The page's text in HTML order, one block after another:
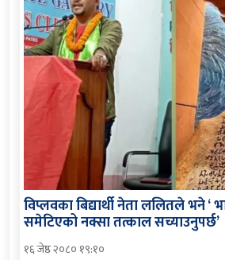
विप्लवका बिद्यार्थी नेता ललितले भने ‘
समेटिएको नक्सा तत्काल सच्याउनुपर्छ’
१६ जेष्ठ २०८० १९:१०